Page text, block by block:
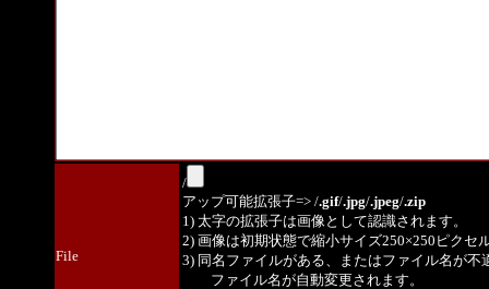
File
/
アップ可能拡張子=> /.gif/.jpg/.jpeg/.zip
1) 太字の拡張子は画像として認識されます。
2) 画像は初期状態で縮小サイズ250×250ピクセ
3) 同名ファイルがある、またはファイル名が不
ファイル名が自動変更されます。